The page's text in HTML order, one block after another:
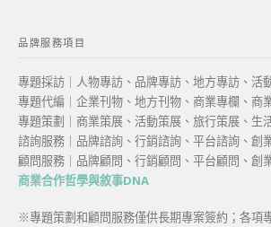
品牌服務項目
專題採訪｜人物專訪、品牌專訪、地方專訪、活
專題代編｜企業刊物、地方刊物、商業專欄、商
專題策劃｜商業策展、活動策展、旅行策展、生
諮詢服務｜品牌諮詢、行銷諮詢、平台諮詢、創
顧問服務｜品牌顧問、行銷顧問、平台顧問、創
商業合作哲學與敘事DNA
※專題策劃和顧問服務僅供長期專案簽約；各項